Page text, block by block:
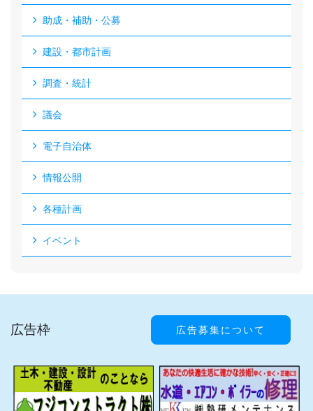
助成・補助・公募
建設・都市計画
調査・統計
議会
電子自治体
情報公開
各種計画
イベント
広告枠 広告募集について